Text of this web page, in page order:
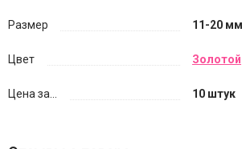
Размер 11-20 мм
Цвет Золотой
Цена за... 10 штук